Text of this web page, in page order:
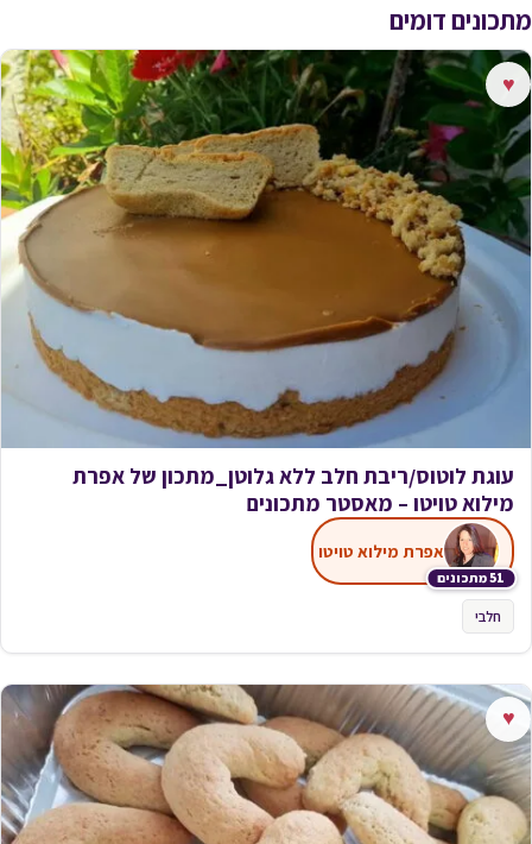
מתכונים דומים
♥
עוגת לוטוס/ריבת חלב ללא גלוטן_מתכון של אפרת
מילוא טויטו – מאסטר מתכונים
51 מתכונים
אפרת מילוא טויטו
חלבי
♥